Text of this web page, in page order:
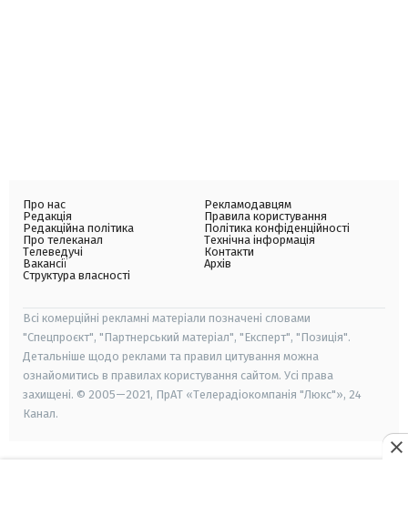
Про нас
Редакція
Редакційна політика
Про телеканал
Телеведучі
Вакансії
Структура власності
Рекламодавцям
Правила користування
Політика конфіденційності
Технічна інформація
Контакти
Архів
Всі комерційні рекламні матеріали позначені словами
"Спецпроєкт", "Партнерський матеріал", "Експерт", "Позиція".
Детальніше щодо реклами та правил цитування можна
ознайомитись в правилах користування сайтом. Усі права
захищені. © 2005—2021, ПрАТ «Телерадіокомпанія "Люкс"», 24
Канал.